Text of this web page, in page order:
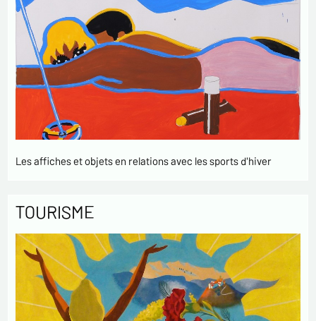
Les affiches et objets en relations avec les sports d'hiver
TOURISME